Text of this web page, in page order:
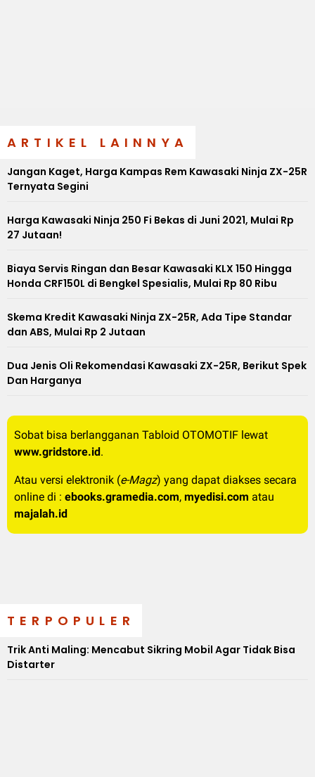
ARTIKEL LAINNYA
Jangan Kaget, Harga Kampas Rem Kawasaki Ninja ZX-25R
Ternyata Segini
Harga Kawasaki Ninja 250 Fi Bekas di Juni 2021, Mulai Rp
27 Jutaan!
Biaya Servis Ringan dan Besar Kawasaki KLX 150 Hingga
Honda CRF150L di Bengkel Spesialis, Mulai Rp 80 Ribu
Skema Kredit Kawasaki Ninja ZX-25R, Ada Tipe Standar
dan ABS, Mulai Rp 2 Jutaan
Dua Jenis Oli Rekomendasi Kawasaki ZX-25R, Berikut Spek
Dan Harganya
Sobat bisa berlangganan Tabloid OTOMOTIF lewat
www.gridstore.id.
Atau versi elektronik (e-Magz) yang dapat diakses secara
online di : ebooks.gramedia.com, myedisi.com atau
majalah.id
TERPOPULER
Trik Anti Maling: Mencabut Sikring Mobil Agar Tidak Bisa
Distarter